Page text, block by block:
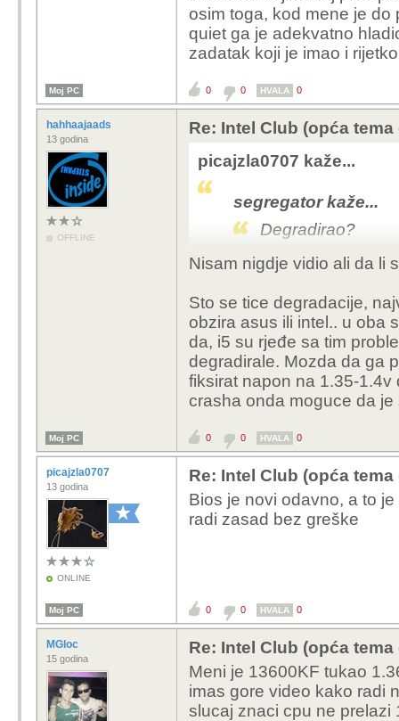
osim toga, kod mene je do
quiet ga je adekvatno
zadatak koji je imao i
Moj PC 0 0 HVALA 0
hahhaajaads
13 godina
OFFLINE
Re: Intel Club (opća
picajzla0707 kaže...
segregator kaže...
Degradirao?
sumnjam, njima sam
osim toga, kod mene
be quiet ga je
najteži zadatak koji je
Nisam nigdje vidio ali da li
Sto se tice degradacije,
obzira asus ili intel.. u oba
da, i5 su rjeđe sa tim
degradirale. Mozda da ga
fiksirat napon na 1.35-
crasha onda moguce da
Moj PC 0 0 HVALA 0
picajzla0707
13 godina
ONLINE
Re: Intel Club (opća
Bios je novi odavno, a to
radi zasad bez greške
Moj PC 0 0 HVALA 0
MGloc
15 godina
Re: Intel Club (opća
Meni je 13600KF tukao
imas gore video kako radi
slucaj znaci cpu ne prelazi